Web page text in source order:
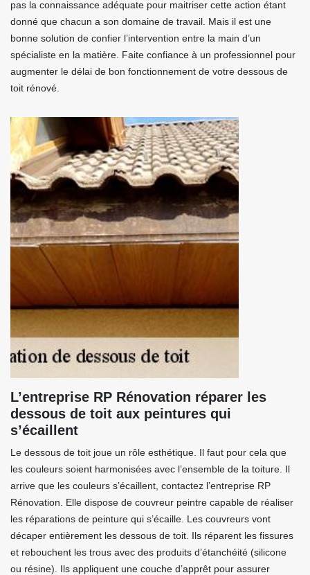
pas la connaissance adéquate pour maitriser cette action étant
donné que chacun a son domaine de travail. Mais il est une
bonne solution de confier l’intervention entre la main d’un
spécialiste en la matière. Faite confiance à un professionnel pour
augmenter le délai de bon fonctionnement de votre dessous de
toit rénové.
L’entreprise RP Rénovation réparer les
dessous de toit aux peintures qui
s’écaillent
Le dessous de toit joue un rôle esthétique. Il faut pour cela que
les couleurs soient harmonisées avec l’ensemble de la toiture. Il
arrive que les couleurs s’écaillent, contactez l’entreprise RP
Rénovation. Elle dispose de couvreur peintre capable de réaliser
les réparations de peinture qui s’écaille. Les couvreurs vont
décaper entièrement les dessous de toit. Ils réparent les fissures
et rebouchent les trous avec des produits d’étanchéité (silicone
ou résine). Ils appliquent une couche d’apprêt pour assurer